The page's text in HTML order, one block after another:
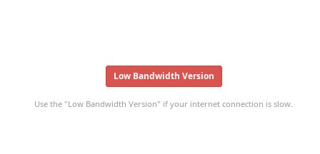
Low Bandwidth Version
Use the "Low Bandwidth Version" if your internet connection is slow.